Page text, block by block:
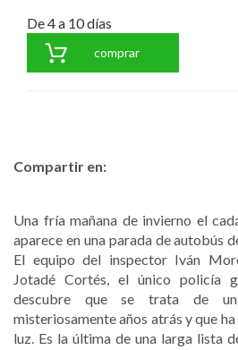
De 4 a 10 días
comprar
Compartir en:
Una fría mañana de invierno el
aparece en una parada de autobús
El equipo del inspector Iván
Jotadé Cortés, el único policía
descubre que se trata de
misteriosamente años atrás y que
luz. Es la última de una larga lista